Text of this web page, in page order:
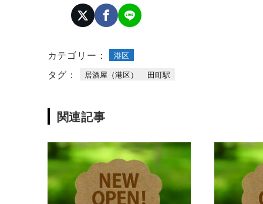
カテゴリー： 港区
タグ： 居酒屋（港区） 田町駅
関連記事